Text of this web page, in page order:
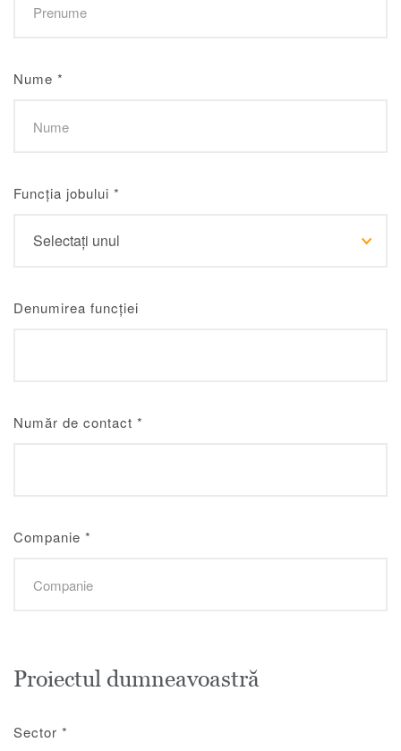
Nume *
Funcția jobului *
Denumirea funcției
Număr de contact *
Companie *
Proiectul dumneavoastră
Sector *